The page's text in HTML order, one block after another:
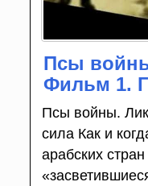
Псы
Фильм 1.
Псы войны.
сила Как и
арабских